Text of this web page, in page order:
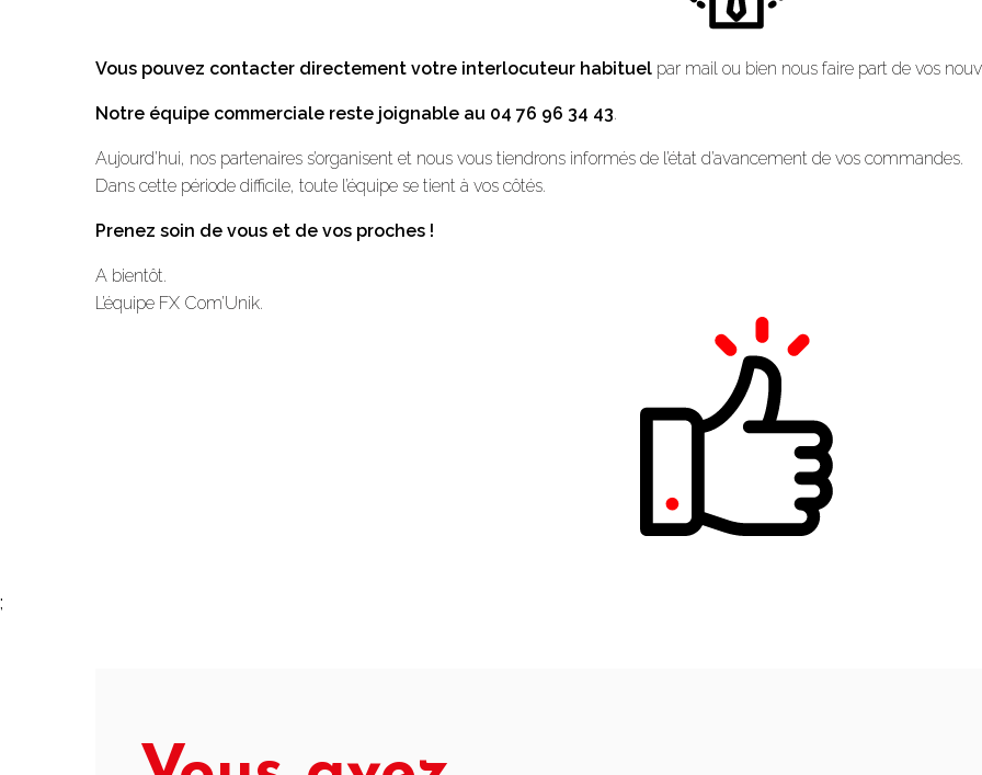
Vous pouvez contacter directement votre interlocuteur habituel par mail ou bien nous faire part de vos
Notre équipe commerciale reste joignable au 04 76 96 34 43.
Aujourd’hui, nos partenaires s’organisent et nous vous tiendrons informés de l’état d’avancement de vos commandes.
Dans cette période difficile, toute l’équipe se tient à vos côtés.
Prenez soin de vous et de vos proches !
A bientôt.
L’équipe FX Com’Unik.
;